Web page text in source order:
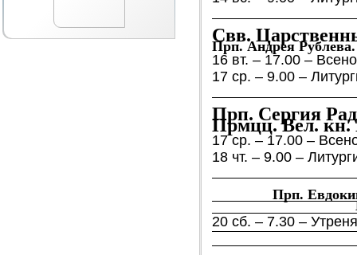
Свв.
Прп. Андрея
16 вт. – 17.00 –
17 ср. – 9.00 –
Прп. Сергия
Прмцц. Вел. кн.
17 ср. – 17.00 –
18 чт. – 9.00 –
Прп.
20 сб. – 7.30 –